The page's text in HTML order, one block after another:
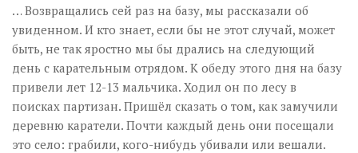
… Возвращались сей раз на базу, мы рассказали об
увиденном. И кто знает, если бы не этот случай, может
быть, не так яростно мы бы дрались на следующий
день с карательным отрядом. К обеду этого дня на базу
привели лет 12-13 мальчика. Ходил он по лесу в
поисках партизан. Пришёл сказать о том, как замучили
деревню каратели. Почти каждый день они посещали
это село: грабили, кого-нибудь убивали или вешали.